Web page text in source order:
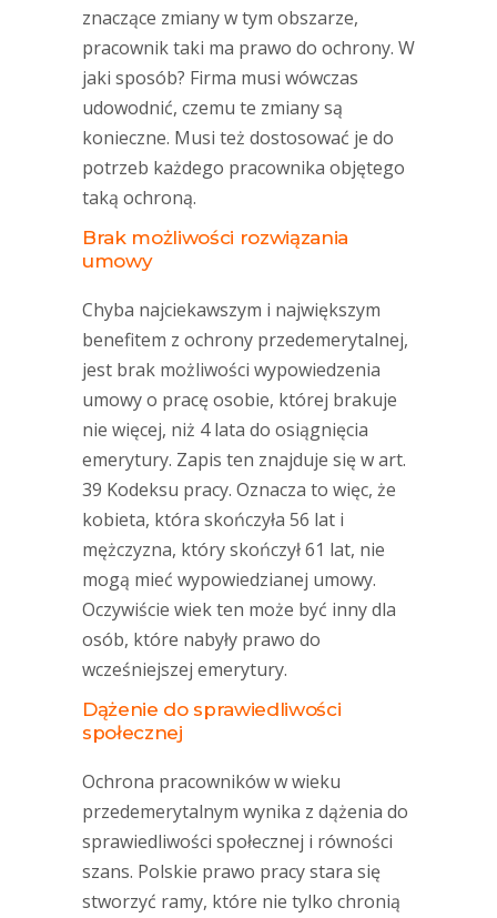
znaczące zmiany w tym obszarze,
pracownik taki ma prawo do ochrony. W
jaki sposób? Firma musi wówczas
udowodnić, czemu te zmiany są
konieczne. Musi też dostosować je do
potrzeb każdego pracownika objętego
taką ochroną.
Brak możliwości rozwiązania
umowy
Chyba najciekawszym i największym
benefitem z ochrony przedemerytalnej,
jest brak możliwości wypowiedzenia
umowy o pracę osobie, której brakuje
nie więcej, niż 4 lata do osiągnięcia
emerytury. Zapis ten znajduje się w art.
39 Kodeksu pracy. Oznacza to więc, że
kobieta, która skończyła 56 lat i
mężczyzna, który skończył 61 lat, nie
mogą mieć wypowiedzianej umowy.
Oczywiście wiek ten może być inny dla
osób, które nabyły prawo do
wcześniejszej emerytury.
Dążenie do sprawiedliwości
społecznej
Ochrona pracowników w wieku
przedemerytalnym wynika z dążenia do
sprawiedliwości społecznej i równości
szans. Polskie prawo pracy stara się
stworzyć ramy, które nie tylko chronią